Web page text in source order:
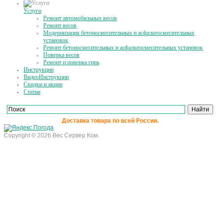
Услуги
Ремонт автомобильных весов
Ремонт весов
Модернизация бетоносмесительных и асфальтосмесительных
установок
Ремонт бетоносмесительных и асфальтосмесительных установок
Поверка весов
Ремонт и поверка гирь
Инструкции
ВидеоИнструкции
Скидки и акции
Статьи
Доставка товара по всей России.
Copyright © 2026 Вес Сервер Ком.